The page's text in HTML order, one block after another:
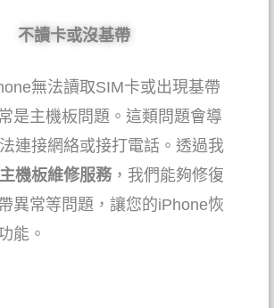
不讀卡或沒基帶
無法讀取SIM卡或出現基帶
是主機板問題。這類問題會導
連接網絡或接打電話。透過我
主機板維修服務 ，我們能夠修復
異常等問題，讓您的iPhone恢
能。